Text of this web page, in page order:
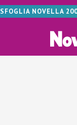
SFOGLIA NOVELLA